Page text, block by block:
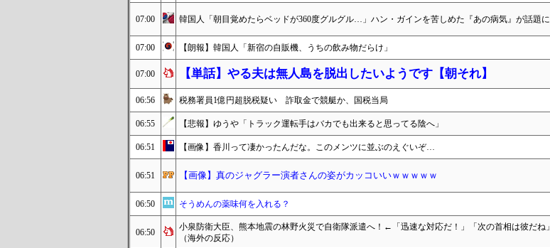
07:00 韓国人「朝目覚めたらベッドが360度グルグル…」ハン・ガインを苦しめた『あの病気』が話題に
07:00 【朗報】韓国人「新宿の自販機、うちの飲み物だらけ」
07:00 【単話】やる夫は無人島を脱出したいようです【朝それ】
06:56 税務署員1億円超脱税疑い 詐取金で競艇か、国税当局
06:55 【悲報】ゆうや「トラック運転手はバカでも出来ると思ってる陰へ」
06:51 【画像】香川って凄かったんだな。このメンツに並ぶのえぐいぞ…
06:51 【画像】真のジャグラー演者さんの姿がカッコいいｗｗｗｗｗ
06:50 そうめんの薬味何を入れる？
06:50
小泉防衛大臣、熊本地震の林野火災で自衛隊派遣へ！←「迅速な対応だ！」「次の首相は彼だね」
（海外の反応）